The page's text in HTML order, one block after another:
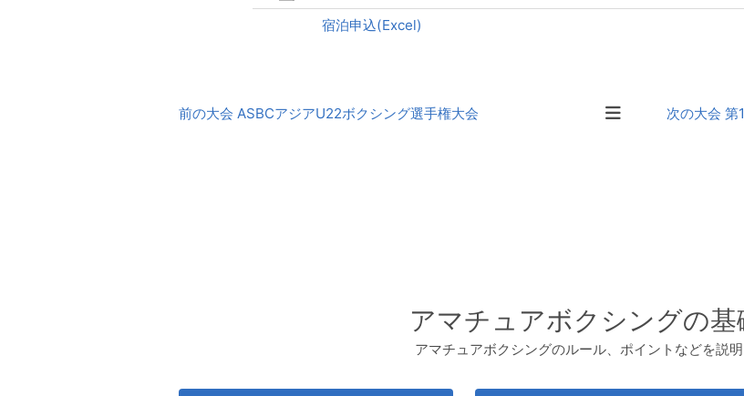
宿泊申込(Excel)
後
前の大会 ASBCアジアU22ボクシング選手権大会
次の大会 第
アマチュアボクシングの基
アマチュアボクシングのルール、ポイントなどを説